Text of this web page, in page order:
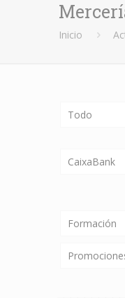
Inicio
Todo
CaixaBank
Formación